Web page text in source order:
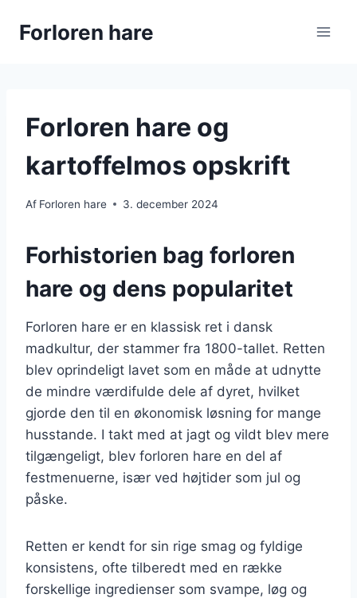
Forloren hare
Forloren hare og
kartoffelmos opskrift
Af Forloren hare 3. december 2024
Forhistorien bag forloren
hare og dens popularitet
Forloren hare er en klassisk ret i dansk
madkultur, der stammer fra 1800-tallet. Retten
blev oprindeligt lavet som en måde at udnytte
de mindre værdifulde dele af dyret, hvilket
gjorde den til en økonomisk løsning for mange
husstande. I takt med at jagt og vildt blev mere
tilgængeligt, blev forloren hare en del af
festmenuerne, især ved højtider som jul og
påske.
Retten er kendt for sin rige smag og fyldige
konsistens, ofte tilberedt med en række
forskellige ingredienser som svampe, løg og